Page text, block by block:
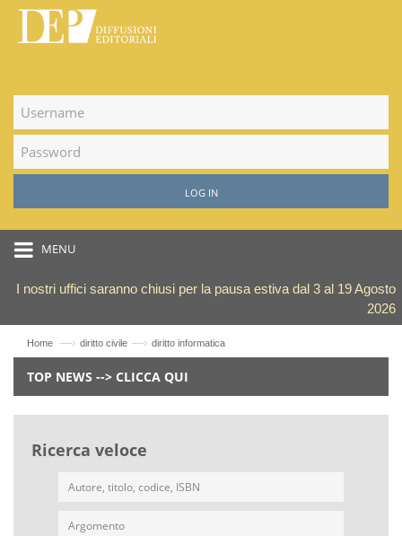
LOG IN
MENU
I nostri uffici saranno chiusi per la pausa estiva dal 3 al 19 Agosto
2026
Home —› diritto civile —› diritto informatica
TOP NEWS --> CLICCA QUI
Ricerca veloce